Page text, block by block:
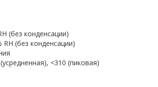
(без конденсации)
RH (без конденсации)
<310 (пиковая)